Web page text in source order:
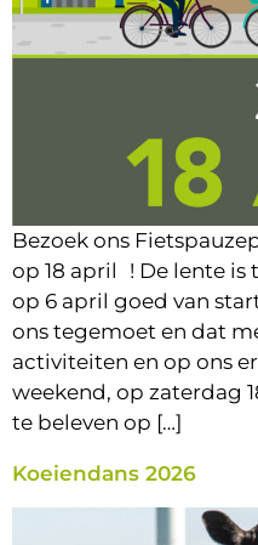
Bezoek ons
op 18 april ! De lente is
op 6 april goed van
ons tegemoet en dat
activiteiten en op ons
weekend, op zaterdag
te beleven op […]
Koeiendans 2026